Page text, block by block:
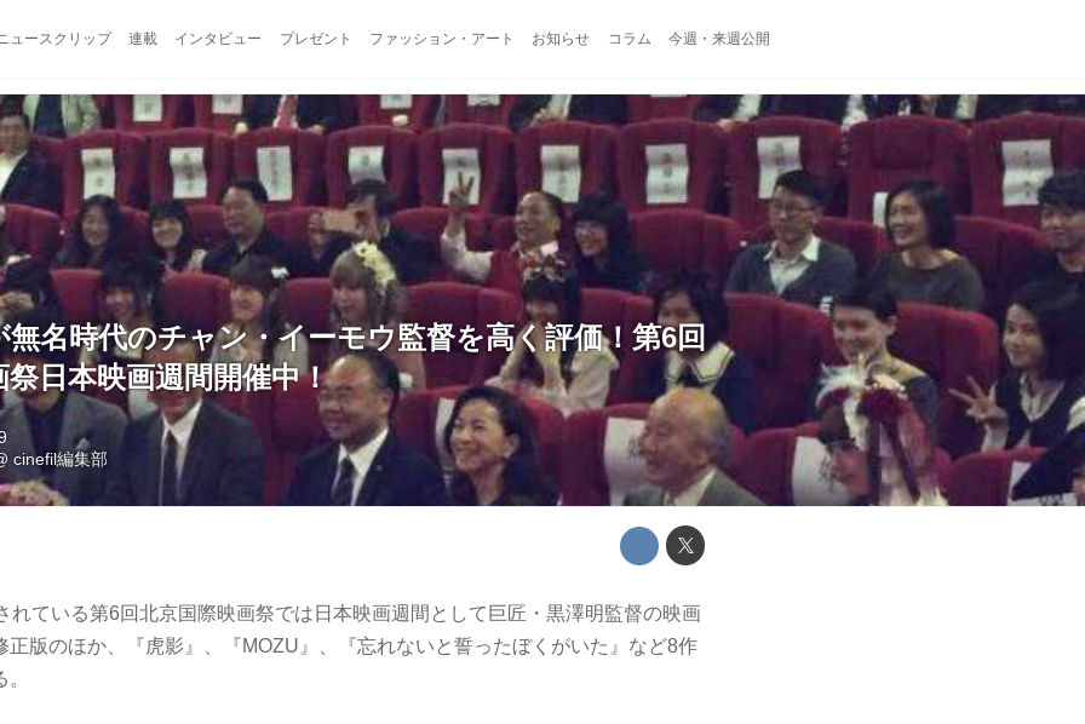
ュースクリップ 連載 インタビュー プレゼント ファッション・アート お知らせ コラム 今週・来週公開
無名時代のチャン・イーモウ監督を高く評価！第6回
祭日本映画週間開催中！
cinefil編集部
れている第6回北京国際映画祭では日本映画週間として巨匠・黒澤明監督の映画
正版のほか、『虎影』、『MOZU』、『忘れないと誓ったぼくがいた』など8作